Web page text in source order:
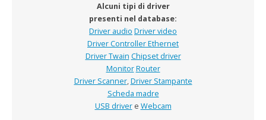
Alcuni tipi di driver
presenti nel database:
Driver audio Driver video
Driver Controller Ethernet
Driver Twain Chipset driver
Monitor Router
Driver Scanner,Driver Stampante
Scheda madre
USB drivere Webcam